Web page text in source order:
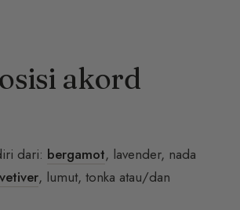
akord
dari: bergamot, lavender, nada
vetiver, lumut, tonka atau/dan